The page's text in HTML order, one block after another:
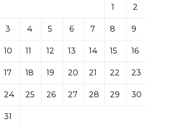
1 2
3 4 5 6 7 8 9
10 11 12 13 14 15 16
17 18 19 20 21 22 23
24 25 26 27 28 29 30
31